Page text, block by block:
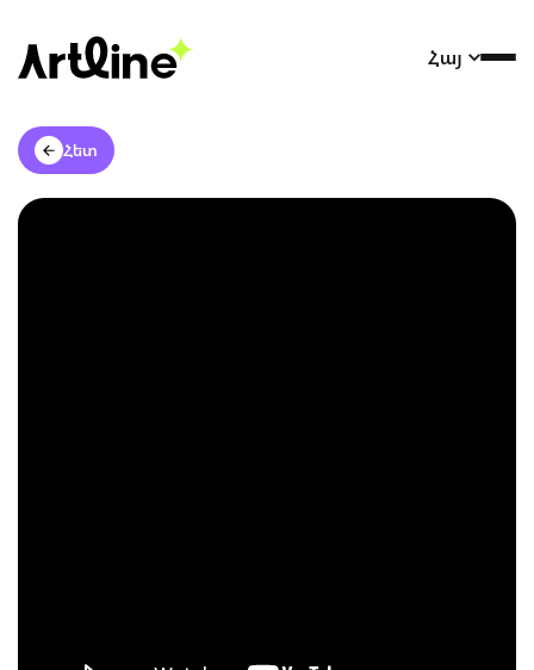
Հայ
Հետ